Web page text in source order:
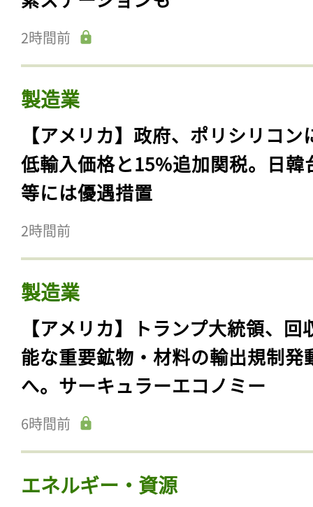
2時間前
製造業
【アメリカ】政府、ポリシリコン
低輸入価格と15%追加関税。日韓
等には優遇措置
2時間前
製造業
【アメリカ】トランプ大統領、回
能な重要鉱物・材料の輸出規制発
へ。サーキュラーエコノミー
6時間前
エネルギー・資源